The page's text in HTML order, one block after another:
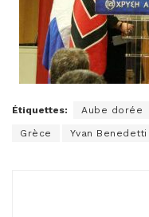
Étiquettes: Aube dorée
Grèce Yvan Benedetti